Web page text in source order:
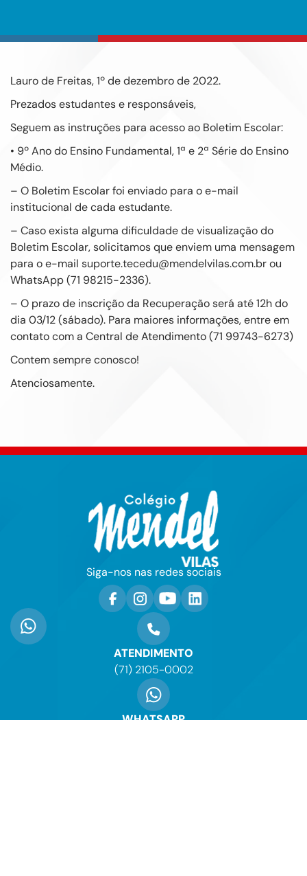
Lauro de Freitas, 1º de dezembro de 2022.
Prezados estudantes e responsáveis,
Seguem as instruções para acesso ao Boletim Escolar:
• 9º Ano do Ensino Fundamental, 1ª e 2ª Série do Ensino
Médio.
– O Boletim Escolar foi enviado para o e-mail
institucional de cada estudante.
– Caso exista alguma dificuldade de visualização do
Boletim Escolar, solicitamos que enviem uma mensagem
para o e-mail suporte.tecedu@mendelvilas.com.br ou
WhatsApp (71 98215-2336).
– O prazo de inscrição da Recuperação será até 12h do
dia 03/12 (sábado). Para maiores informações, entre em
contato com a Central de Atendimento (71 99743-6273)
Contem sempre conosco!
Atenciosamente.
ATENDIMENTO
(71) 2105-0002
WHATSAPP
Siga-nos nas redes sociais